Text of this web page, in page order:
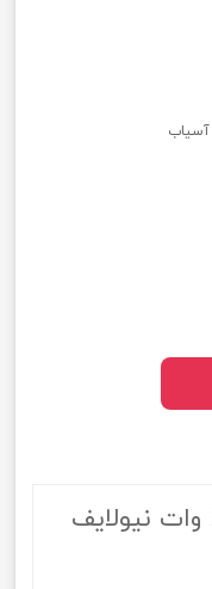
آبمیوه گیری چهار کاره 1800 وات نیولایف